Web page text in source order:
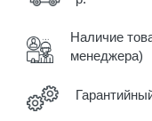
Наличие
менеджера)